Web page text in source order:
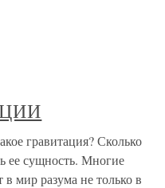
гравитация? Сколько
ее сущность. Многие
мир разума не только в